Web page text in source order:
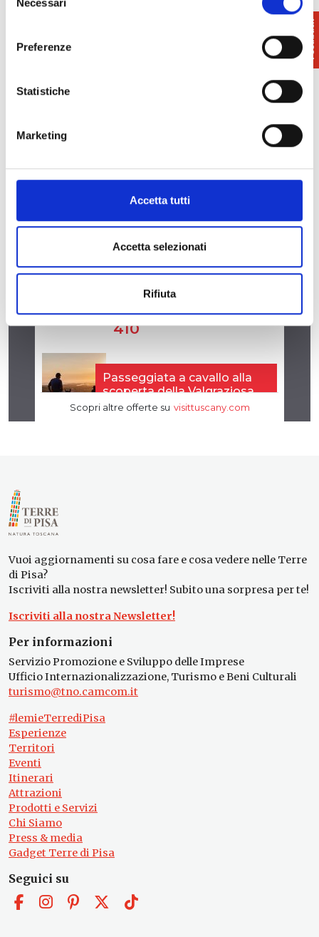
del
Preferenze
Statistiche
Marketing
Accetta tutti
Accetta selezionati
Rifiuta
Vuoi aggiornamenti su cosa fare e cosa vedere nelle Terre
di Pisa?
Iscriviti alla nostra newsletter! Subito una sorpresa per te!
Iscriviti alla nostra Newsletter!
Per informazioni
Servizio Promozione e Sviluppo delle Imprese
Ufficio Internazionalizzazione, Turismo e Beni Culturali
turismo@tno.camcom.it
#lemieTerrediPisa
Esperienze
Territori
Eventi
Itinerari
Attrazioni
Prodotti e Servizi
Chi Siamo
Press & media
Gadget Terre di Pisa
Seguici su